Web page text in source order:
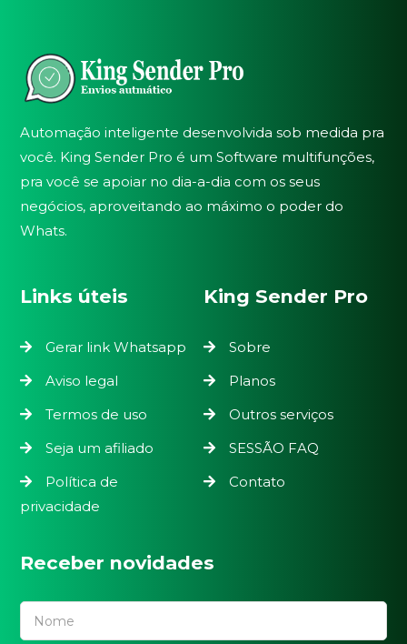
Automação inteligente desenvolvida sob medida pra
você. King Sender Pro é um Software multifunções,
pra você se apoiar no dia-a-dia com os seus
negócios, aproveitando ao máximo o poder do
Whats.
Links úteis
Gerar link Whatsapp
Aviso legal
Termos de uso
Seja um afiliado
Política de
privacidade
King Sender Pro
Sobre
Planos
Outros serviços
SESSÃO FAQ
Contato
Receber novidades
Nome